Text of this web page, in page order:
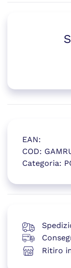
EAN:
COD:
Categoria:
Ritiro